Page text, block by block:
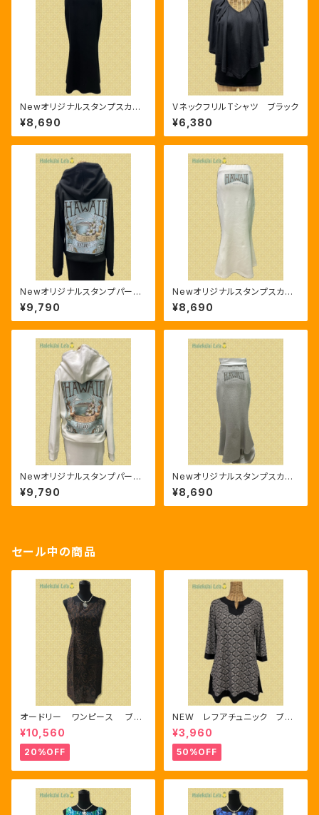
Newオリジナルスタンプスカー
ト 厚手 ブラック
¥8,690
VネックフリルTシャツ ブラック
¥6,380
Newオリジナルスタンプパーカ
ー 厚手 ブラック
¥9,790
Newオリジナルスタンプスカー
ト 厚手 ホワイト
¥8,690
Newオリジナルスタンプパーカ
ー 厚手 ホワイト
¥9,790
Newオリジナルスタンプスカー
ト 厚手 グレー
¥8,690
セール中の商品
オードリー ワンピース ブラ
ウン/ブラック
¥10,560
20%OFF
NEW レフアチュニック ブラ
ック
¥3,960
50%OFF